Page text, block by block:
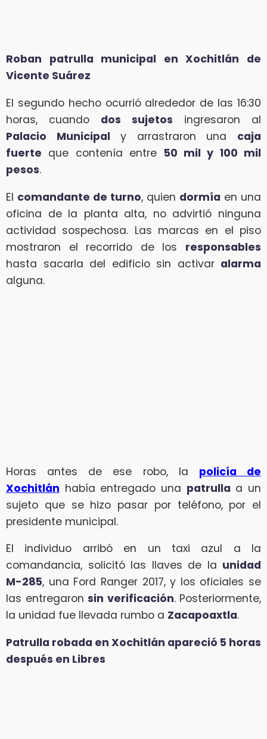
Roban patrulla municipal en Xochitlán de
Vicente Suárez
El segundo hecho ocurrió alrededor de las 16:30
horas, cuando dos sujetos ingresaron al
Palacio Municipal y arrastraron una caja
fuerte que contenía entre 50 mil y 100 mil
pesos.
El comandante de turno, quien dormía en una
oficina de la planta alta, no advirtió ninguna
actividad sospechosa. Las marcas en el piso
mostraron el recorrido de los responsables
hasta sacarla del edificio sin activar alarma
alguna.
Horas antes de ese robo, la policía de
Xochitlán había entregado una patrulla a un
sujeto que se hizo pasar por teléfono, por el
presidente municipal.
El individuo arribó en un taxi azul a la
comandancia, solicitó las llaves de la unidad
M-285, una Ford Ranger 2017, y los oficiales se
las entregaron sin verificación. Posteriormente,
la unidad fue llevada rumbo a Zacapoaxtla.
Patrulla robada en Xochitlán apareció 5 horas
después en Libres